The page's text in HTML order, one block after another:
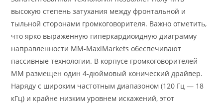
высокую степень затухания между фронтальной и
тыльной сторонами громкоговорителя. Важно отметить,
что ярко выраженную гиперкардиоидную диаграмму
направленности MM-MaxiMarkets обеспечивают
пассивные технологии. В корпусе громкоговорителей
MM размещен один 4-дюймовый конический драйвер.
Наряду с широким частотным диапазоном (120 Гц — 18
кГц) и крайне низким уровнем искажений, этот